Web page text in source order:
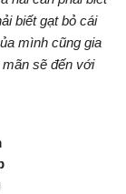
biết gạt bỏ cái
mình cũng gia
sẽ đến với